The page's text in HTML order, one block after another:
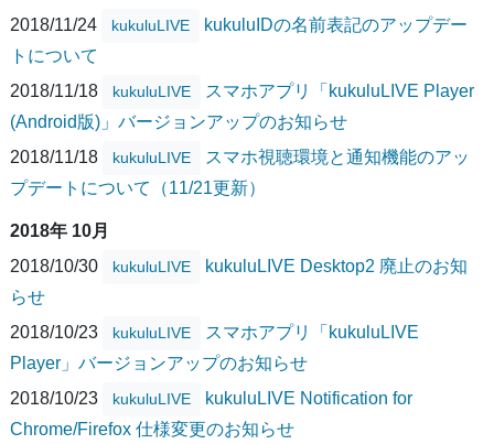
2018/11/24
kukuluLIVE
kukuluIDの名前表記のアップデー
トについて
2018/11/18
kukuluLIVE
スマホアプリ「kukuluLIVE Player
(Android版)」バージョンアップのお知らせ
2018/11/18
kukuluLIVE
スマホ視聴環境と通知機能のアッ
プデートについて（11/21更新）
2018年 10月
2018/10/30
kukuluLIVE
kukuluLIVE Desktop2 廃止のお知
らせ
2018/10/23
kukuluLIVE
スマホアプリ「kukuluLIVE
Player」バージョンアップのお知らせ
2018/10/23
kukuluLIVE
kukuluLIVE Notification for
Chrome/Firefox 仕様変更のお知らせ